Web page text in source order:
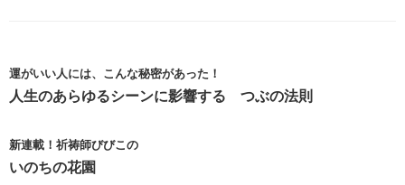
運がいい人には、こんな秘密があった！
人生のあらゆるシーンに影響する つぶの法則
新連載！祈祷師びびこの
いのちの花園